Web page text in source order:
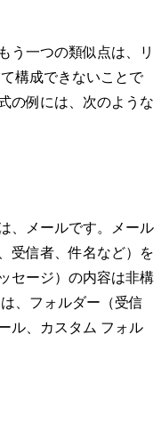
う一つの類似点は、リ
構成できないことで
の例には、次のような
、メールです。メール
受信者、件名など）を
セージ）の内容は非構
、フォルダー（受信
ル、カスタム フォル